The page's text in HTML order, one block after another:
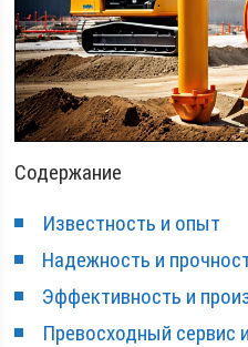
Содержание
Известность и опыт
Надежность и
Эффективность и
Превосходный сервис